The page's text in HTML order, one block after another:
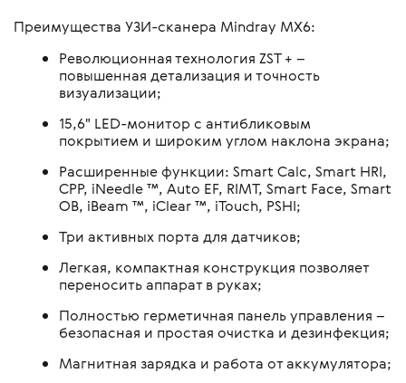
Преимущества УЗИ-сканера Mindray MX6:
Революционная технология ZST + –
повышенная детализация и точность
визуализации;
15,6" LED-монитор с антибликовым
покрытием и широким углом наклона экрана;
Расширенные функции: Smart Calc, Smart HRI,
CPP, iNeedle ™, Auto EF, RIMT, Smart Face, Smart
OB, iBeam ™, iClear ™, iTouch, PSHI;
Три активных порта для датчиков;
Легкая, компактная конструкция позволяет
переносить аппарат в руках;
Полностью герметичная панель управления –
безопасная и простая очистка и дезинфекция;
Магнитная зарядка и работа от аккумулятора;